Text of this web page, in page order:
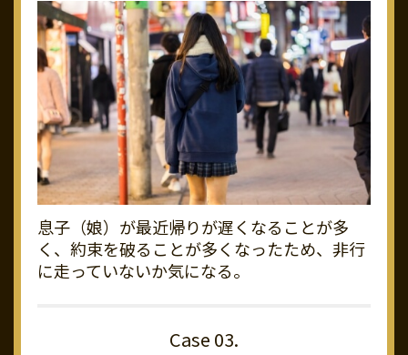
息子（娘）が最近帰りが遅くなることが多
く、約束を破ることが多くなったため、非行
に走っていないか気になる。